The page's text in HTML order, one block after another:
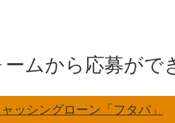
ームから応募がで
ッシングローン「フタバ」